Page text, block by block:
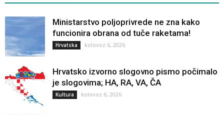
Ministarstvo poljoprivrede ne zna kako
funcionira obrana od tuče raketama!
Hrvatska kolovoz 6, 2026
Hrvatsko izvorno slogovno pismo počimalo
je slogovima; HA, RA, VA, ČA
Kultura kolovoz 6, 2026